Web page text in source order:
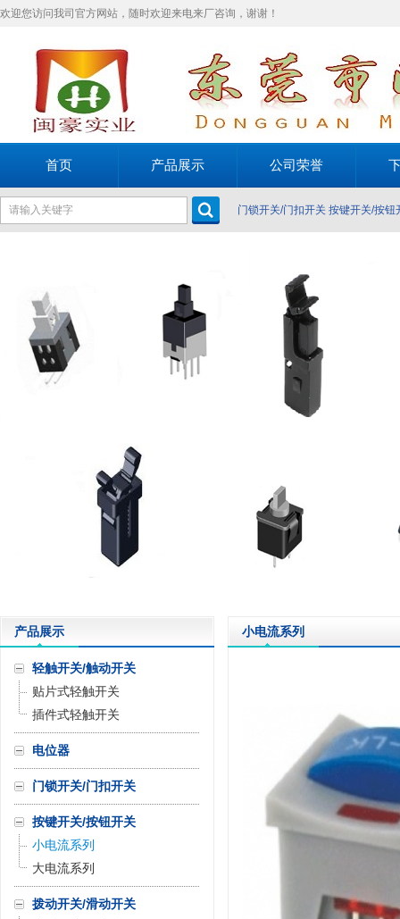
欢迎您访问我司官方网站，随时欢迎来电来厂咨询，谢谢！
首页 产品展示 公司荣誉
门锁开关/门扣开关 按键开关/按钮
关
产品展示
轻触开关/触动开关
贴片式轻触开关
插件式轻触开关
电位器
门锁开关/门扣开关
按键开关/按钮开关
小电流系列
大电流系列
拨动开关/滑动开关
小电流系列